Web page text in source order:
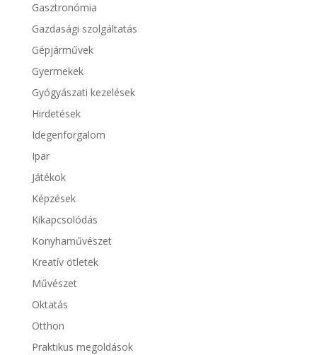
Gasztronómia
Gazdasági szolgáltatás
Gépjárművek
Gyermekek
Gyógyászati kezelések
Hirdetések
Idegenforgalom
Ipar
Játékok
Képzések
Kikapcsolódás
Konyhaművészet
Kreatív ötletek
Művészet
Oktatás
Otthon
Praktikus megoldások